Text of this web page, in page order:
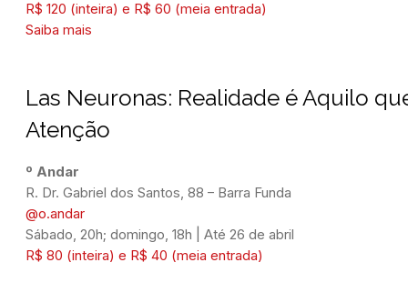
R$ 120 (inteira) e R$ 60 (meia entrada)
Saiba mais
Las Neuronas: Realidade é Aquilo
Atenção
º Andar
@o.andar
Sábado, 20h; domingo, 18h | Até 26 de abril
R$ 80 (inteira) e R$ 40 (meia entrada)